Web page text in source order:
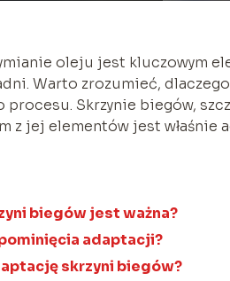
oleju jest kluczowym
Warto zrozumieć,
Skrzynie biegów,
z jej elementów jest właśnie
biegów jest ważna?
adaptacji?
skrzyni biegów?